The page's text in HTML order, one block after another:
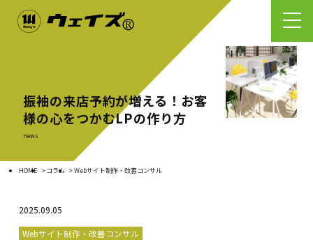
振袖の来店予約が増える！お客
様の心をつかむLPの作り方
news
HOME コラム Webサイト制作・改善コンサル
2025.09.05
Webサイト制作・改善コンサル